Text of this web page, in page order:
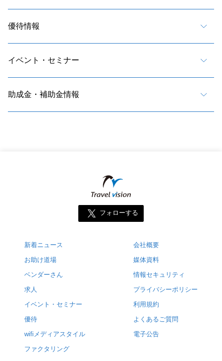
優待情報
イベント・セミナー
助成金・補助金情報
フォローする
新着ニュース
お助け道場
ベンダーさん
求人
イベント・セミナー
優待
wifiメディアスタイル
ファクタリング
会社概要
媒体資料
情報セキュリティ
プライバシーポリシー
利用規約
よくあるご質問
電子公告